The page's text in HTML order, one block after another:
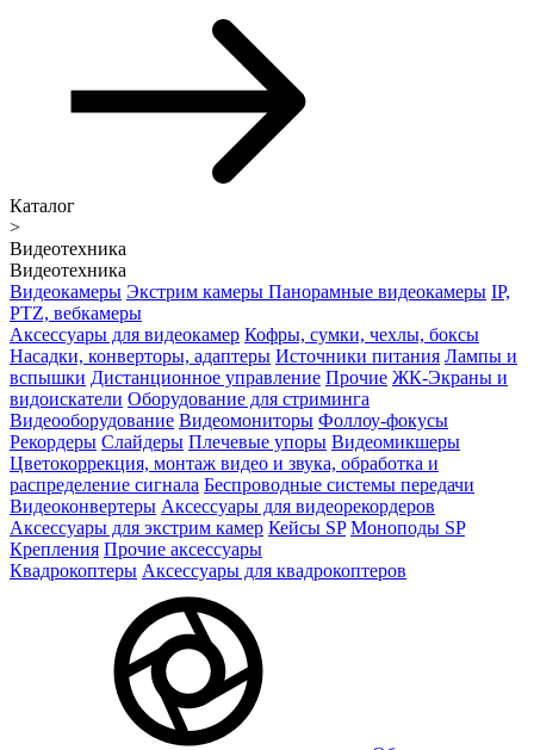
Каталог
>
Видеотехника
Видеотехника
Видеокамеры Экстрим камеры Панорамные видеокамеры IP,
PTZ, вебкамеры
Аксессуары для видеокамер Кофры, сумки, чехлы, боксы
Насадки, конверторы, адаптеры Источники питания Лампы и
вспышки Дистанционное управление Прочие ЖК-Экраны и
видоискатели Оборудование для стриминга
Видеооборудование Видеомониторы Фоллоу-фокусы
Рекордеры Слайдеры Плечевые упоры Видеомикшеры
Цветокоррекция, монтаж видео и звука, обработка и
распределение сигнала Беспроводные системы передачи
Видеоконвертеры Аксессуары для видеорекордеров
Аксессуары для экстрим камер Кейсы SP Моноподы SP
Крепления Прочие аксессуары
Квадрокоптеры Аксессуары для квадрокоптеров